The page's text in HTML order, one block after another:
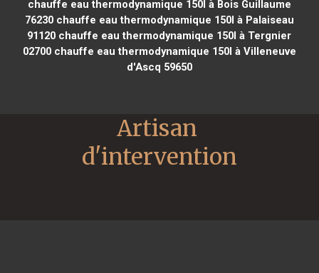
chauffe eau thermodynamique 150l à Bois Guillaume
76230chauffe eau thermodynamique 150l à Palaiseau
91120 chauffe eau thermodynamique 150l à Tergnier
02700chauffe eau thermodynamique 150l à Villeneuve
d'Ascq 59650
Artisan
d'intervention